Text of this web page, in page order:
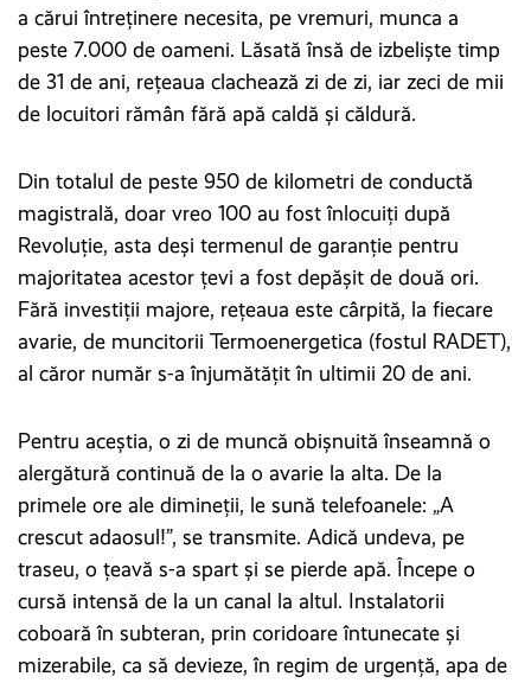
a cărui întreținere necesita, pe vremuri, munca a
peste 7.000 de oameni. Lăsată însă de izbeliște timp
de 31 de ani, rețeaua clachează zi de zi, iar zeci de mii
de locuitori rămân fără apă caldă și căldură.
Din totalul de peste 950 de kilometri de conductă
magistrală, doar vreo 100 au fost înlocuiți după
Revoluție, asta deși termenul de garanție pentru
majoritatea acestor țevi a fost depășit de două ori.
Fără investiții majore, rețeaua este cârpită, la fiecare
avarie, de muncitorii Termoenergetica (fostul RADET),
al căror număr s-a înjumătățit în ultimii 20 de ani.
Pentru aceștia, o zi de muncă obișnuită înseamnă o
alergătură continuă de la o avarie la alta. De la
primele ore ale dimineții, le sună telefoanele: „A
crescut adaosul!”, se transmite. Adică undeva, pe
traseu, o țeavă s-a spart și se pierde apă. Începe o
cursă intensă de la un canal la altul. Instalatorii
coboară în subteran, prin coridoare întunecate și
mizerabile, ca să devieze, în regim de urgență, apa de